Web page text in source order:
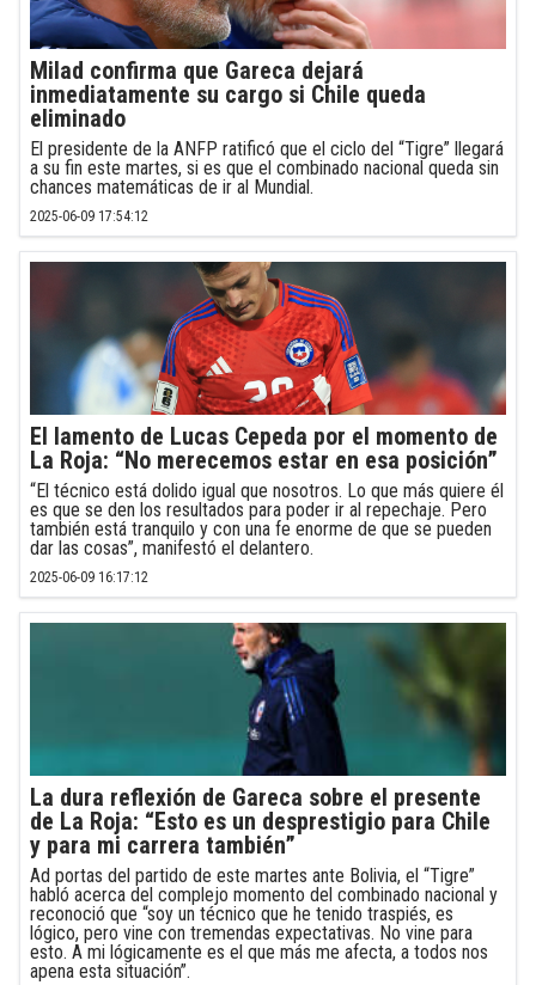
Milad confirma que Gareca dejará
inmediatamente su cargo si Chile queda
eliminado
El presidente de la ANFP ratificó que el ciclo del “Tigre” llegará
a su fin este martes, si es que el combinado nacional queda sin
chances matemáticas de ir al Mundial.
2025-06-09 17:54:12
El lamento de Lucas Cepeda por el momento de
La Roja: “No merecemos estar en esa posición”
“El técnico está dolido igual que nosotros. Lo que más quiere él
es que se den los resultados para poder ir al repechaje. Pero
también está tranquilo y con una fe enorme de que se pueden
dar las cosas”, manifestó el delantero.
2025-06-09 16:17:12
La dura reflexión de Gareca sobre el presente
de La Roja: “Esto es un desprestigio para Chile
y para mi carrera también”
Ad portas del partido de este martes ante Bolivia, el “Tigre”
habló acerca del complejo momento del combinado nacional y
reconoció que “soy un técnico que he tenido traspiés, es
lógico, pero vine con tremendas expectativas. No vine para
esto. A mi lógicamente es el que más me afecta, a todos nos
apena esta situación”.